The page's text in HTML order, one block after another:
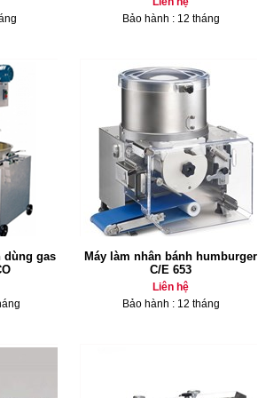
Bảo hành : 12 tháng
dùng gas
Máy làm nhân bánh humburger
C/E 653
Liên hệ
Bảo hành : 12 tháng